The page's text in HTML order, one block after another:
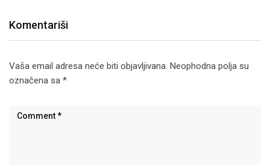
Komentariši
Vaša email adresa neće biti objavljivana. Neophodna polja su
označena sa *